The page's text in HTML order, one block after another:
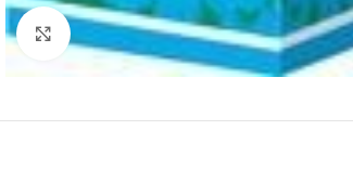
Нажмите, чтобы увеличить